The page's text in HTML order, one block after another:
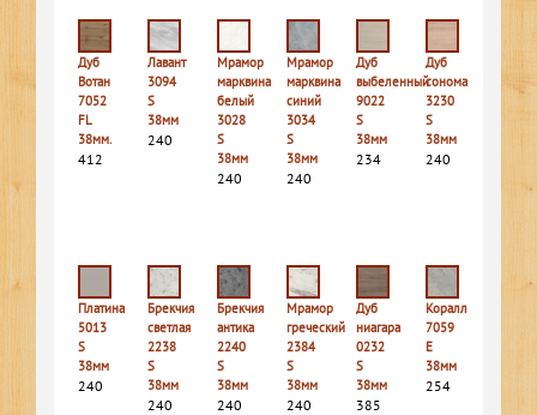
Дуб
Вотан
7052
FL
38мм.
412
Лавант
3094
S
38мм
240
Мрамор
марквина
белый
3028
S
38мм
240
Мрамор
марквина
синий
3034
S
38мм
240
Дуб
выбеленный
9022
S
38мм
234
Дуб
сонома
3230
S
38мм
240
Платина
5013
S
38мм
240
Брекчия
светлая
2238
S
38мм
240
Брекчия
антика
2240
S
38мм
240
Мрамор
греческий
2384
S
38мм
240
Дуб
ниагара
0232
S
38мм
385
Коралл
7059
E
38мм
254